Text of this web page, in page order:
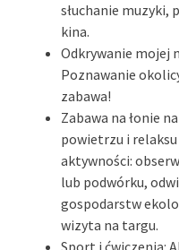
słuchanie muzyki,
kina.
Odkrywanie mojej
Poznawanie
zabawa!
Zabawa na łonie
powietrzu i
aktywności:
lub podwórku,
gospodarstw
wizyta na targu.
Sport i ćwiczenia: